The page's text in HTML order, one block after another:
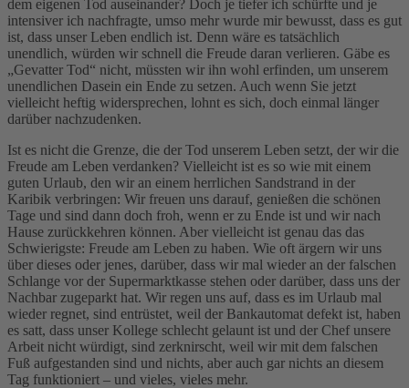
dem eigenen Tod auseinander? Doch je tiefer ich schürfte und je
intensiver ich nachfragte, umso mehr wurde mir bewusst, dass es gut
ist, dass unser Leben endlich ist. Denn wäre es tatsächlich
unendlich, würden wir schnell die Freude daran verlieren. Gäbe es
„Gevatter Tod“ nicht, müssten wir ihn wohl erfinden, um unserem
unendlichen Dasein ein Ende zu setzen. Auch wenn Sie jetzt
vielleicht heftig widersprechen, lohnt es sich, doch einmal länger
darüber nachzudenken.
Ist es nicht die Grenze, die der Tod unserem Leben setzt, der wir die
Freude am Leben verdanken? Vielleicht ist es so wie mit einem
guten Urlaub, den wir an einem herrlichen Sandstrand in der
Karibik verbringen: Wir freuen uns darauf, genießen die schönen
Tage und sind dann doch froh, wenn er zu Ende ist und wir nach
Hause zurückkehren können. Aber vielleicht ist genau das das
Schwierigste: Freude am Leben zu haben. Wie oft ärgern wir uns
über dieses oder jenes, darüber, dass wir mal wieder an der falschen
Schlange vor der Supermarktkasse stehen oder darüber, dass uns der
Nachbar zugeparkt hat. Wir regen uns auf, dass es im Urlaub mal
wieder regnet, sind entrüstet, weil der Bankautomat defekt ist, haben
es satt, dass unser Kollege schlecht gelaunt ist und der Chef unsere
Arbeit nicht würdigt, sind zerknirscht, weil wir mit dem falschen
Fuß aufgestanden sind und nichts, aber auch gar nichts an diesem
Tag funktioniert – und vieles, vieles mehr.